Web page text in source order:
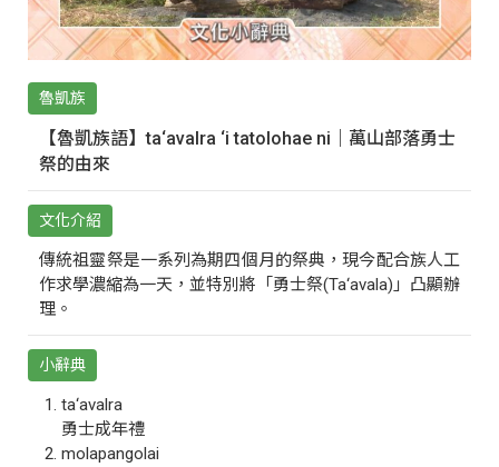
魯凱族
【魯凱族語】ta‘avalra ‘i tatolohae ni｜萬山部落勇士
祭的由來
文化介紹
傳統祖靈祭是一系列為期四個月的祭典，現今配合族人工
作求學濃縮為一天，並特別將「勇士祭(Ta‘avala)」凸顯辦
理。
小辭典
ta‘avalra
勇士成年禮
molapangolai